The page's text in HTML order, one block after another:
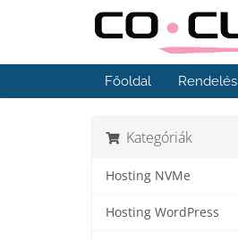
Főoldal Rendelés
Kategóriák
Hosting NVMe
Hosting WordPress